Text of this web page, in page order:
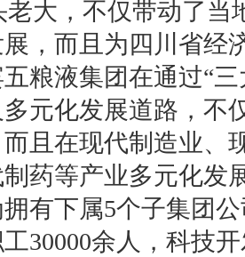
老大，不仅带动了当
，而且为四川省经
粮液集团在通过“三
元化发展道路，不
且在现代制造业、
药等产业多元化发
有下属5个子集团
30000余人，科技